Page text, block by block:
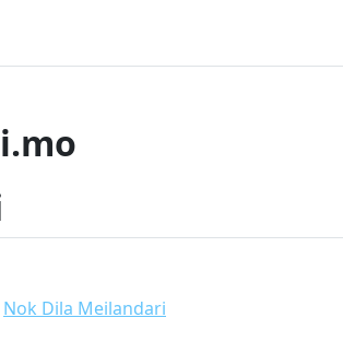
Nok Dila Meilandari